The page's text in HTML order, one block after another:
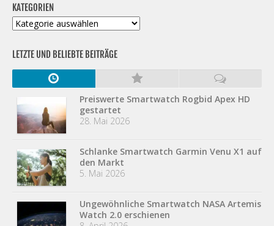
KATEGORIEN
Kategorien
LETZTE UND BELIEBTE BEITRÄGE
Preiswerte Smartwatch Rogbid Apex HD
gestartet
28. Mai 2026
Schlanke Smartwatch Garmin Venu X1 auf
den Markt
5. Mai 2026
Ungewöhnliche Smartwatch NASA Artemis
Watch 2.0 erschienen